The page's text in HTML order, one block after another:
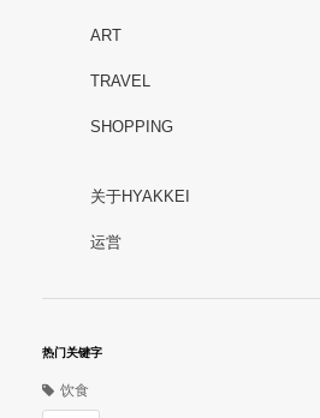
ART
TRAVEL
SHOPPING
关于HYAKKEI
运営
热门关键字
饮食